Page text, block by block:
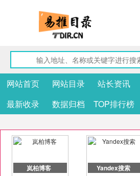
网站首页 网站目录 站长资讯
最新收录
数据归档 TOP排行榜
岚柏博客 Yandex搜索